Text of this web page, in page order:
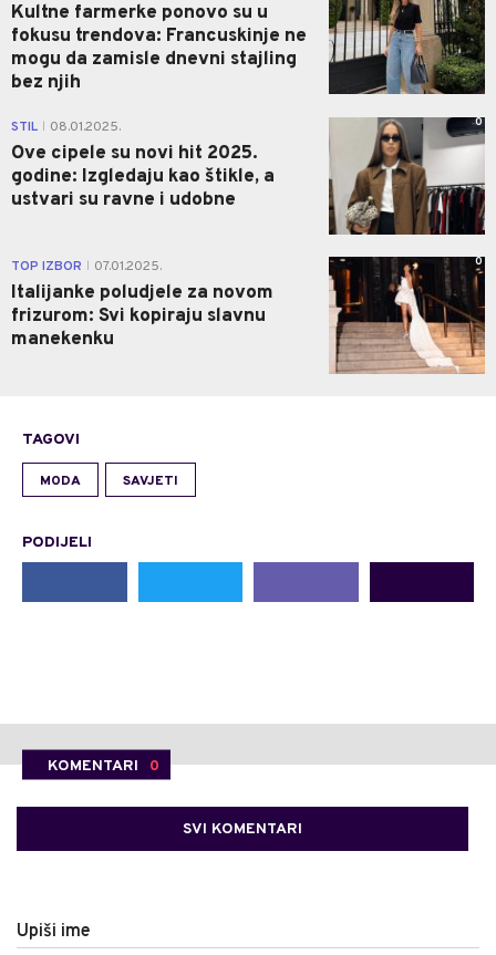
Kultne farmerke ponovo su u
fokusu trendova: Francuskinje ne
mogu da zamisle dnevni stajling
bez njih
STIL 08.01.2025.
Ove cipele su novi hit 2025.
godine: Izgledaju kao štikle, a
ustvari su ravne i udobne
0
TOP IZBOR 07.01.2025.
Italijanke poludjele za novom
frizurom: Svi kopiraju slavnu
manekenku
0
TAGOVI
MODA SAVJETI
PODIJELI
KOMENTARI 0
SVI KOMENTARI
Upiši ime